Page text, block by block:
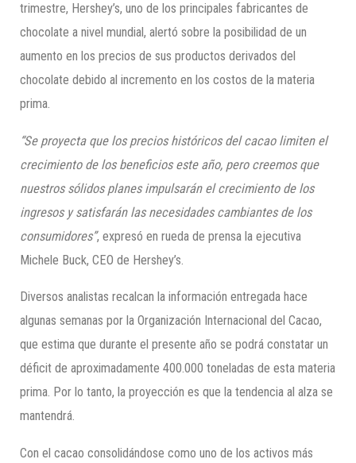
trimestre, Hershey’s, uno de los principales fabricantes de
chocolate a nivel mundial, alertó sobre la posibilidad de un
aumento en los precios de sus productos derivados del
chocolate debido al incremento en los costos de la materia
prima.
“Se proyecta que los precios históricos del cacao limiten el
crecimiento de los beneficios este año, pero creemos que
nuestros sólidos planes impulsarán el crecimiento de los
ingresos y satisfarán las necesidades cambiantes de los
consumidores”, expresó en rueda de prensa la ejecutiva
Michele Buck, CEO de Hershey’s.
Diversos analistas recalcan la información entregada hace
algunas semanas por la Organización Internacional del Cacao,
que estima que durante el presente año se podrá constatar un
déficit de aproximadamente 400.000 toneladas de esta materia
prima. Por lo tanto, la proyección es que la tendencia al alza se
mantendrá.
Con el cacao consolidándose como uno de los activos más